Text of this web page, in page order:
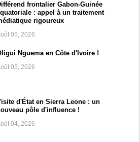
frontalier Gabon-Guinée
: appel à un traitement
rigoureux
05, 2026
Nguema en Côte d'Ivoire !
05, 2026
d'État en Sierra Leone : un
pôle d'influence !
04, 2026